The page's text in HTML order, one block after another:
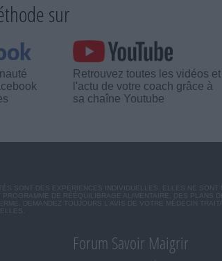
sur
Retrouvez toutes les vidéos et
l'actu de votre coach grâce à
sa chaîne Youtube
SONT DES EXPÉRIENCES INDIVIDUELLES. ELLES NE
PROGRAMME DE RÉÉQUILIBRAGE ALIMENTAIRE, DES
DEMANDEZ TOUJOURS L'AVIS DE VOTRE MÉDECIN
Forum Savoir Maigrir